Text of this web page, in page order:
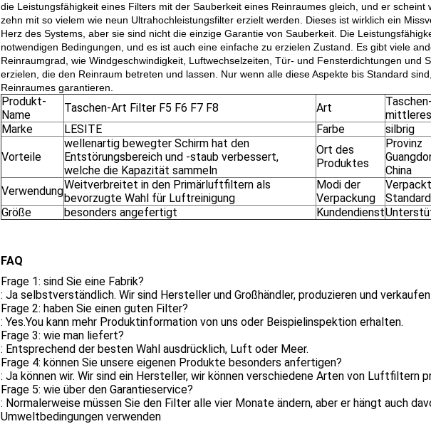
die Leistungsfähigkeit eines Filters mit der Sauberkeit eines Reinraumes gleich, und er scheint
zehn mit so vielem wie neun Ultrahochleistungsfilter erzielt werden. Dieses ist wirklich ein
Herz des Systems, aber sie sind nicht die einzige Garantie von Sauberkeit. Die
notwendigen Bedingungen, und es ist auch eine einfache zu erzielen Zustand. Es gibt viele
Reinraumgrad, wie Windgeschwindigkeit, Luftwechselzeiten, Tür- und Fensterdichtungen und
erzielen, die den Reinraum betreten und lassen. Nur wenn alle diese Aspekte bis Standard
Reinraumes garantieren.
Produkt-
Name
Taschen-Art Filter F5 F6 F7 F8 Art
Marke
LESITE Farbe silbrig
Vorteile
wellenartig bewegter Schirm hat den
Entstörungsbereich und -staub verbessert,
welche die Kapazität sammeln
Ort des
Produktes
Provinz
China
VerwendungWeitverbreitet in den Primärluftfiltern als
bevorzugte Wahl für Luftreinigung
Modi der
Verpackung
Größe
besonders angefertigt Kundendienst
FAQ
Frage 1: sind Sie eine Fabrik?
: Ja selbstverständlich. Wir sind Hersteller und Großhändler, produzieren und
Frage 2: haben Sie einen guten Filter?
: Yes.You kann mehr Produktinformation von uns oder Beispielinspektion erhalten.
Frage 3: wie man liefert?
: Entsprechend der besten Wahl ausdrücklich, Luft oder Meer.
Frage 4: können Sie unsere eigenen Produkte besonders anfertigen?
: Ja können wir. Wir sind ein Hersteller, wir können verschiedene Arten von Luftfiltern
Frage 5: wie über den Garantieservice?
: Normalerweise müssen Sie den Filter alle vier Monate ändern, aber er hängt auch
Umweltbedingungen verwenden